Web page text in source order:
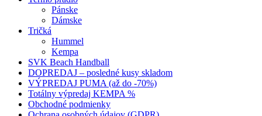
Pánske
Dámske
Tričká
Hummel
Kempa
SVK Beach Handball
DOPREDAJ – posledné kusy skladom
VÝPREDAJ PUMA (až do -70%)
Totálny výpredaj KEMPA %
Obchodné podmienky